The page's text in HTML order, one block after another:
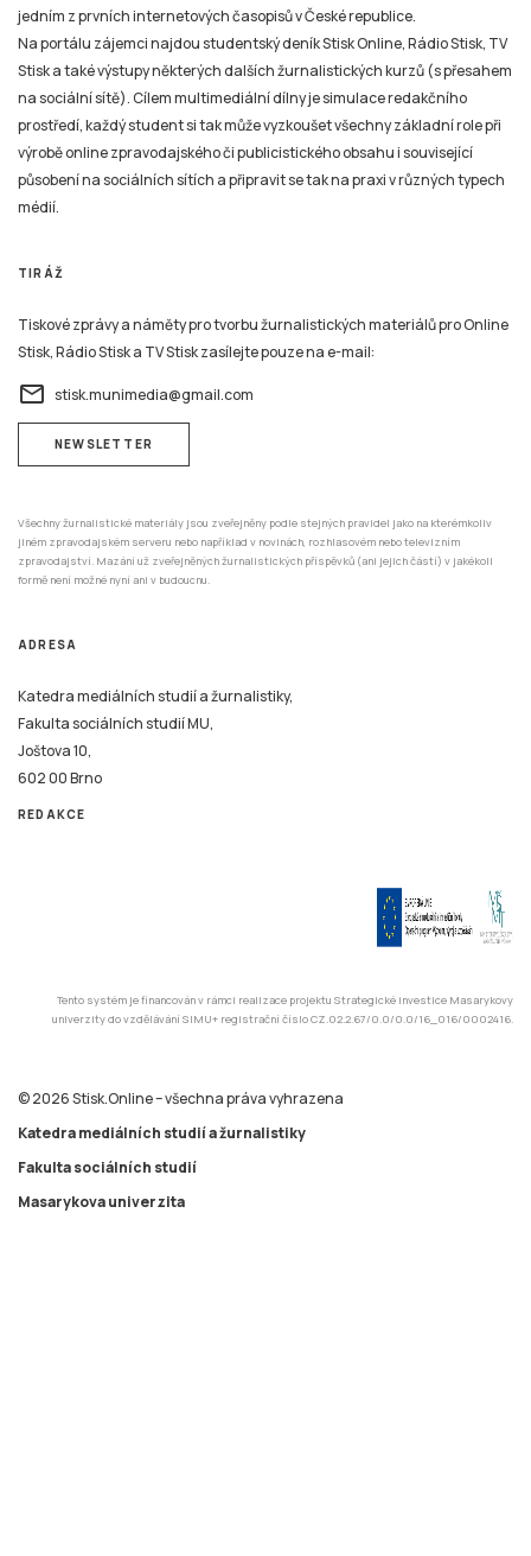
jedním z prvních internetových časopisů v České republice.
Na portálu zájemci najdou studentský deník Stisk Online, Rádio Stisk, TV
Stisk a také výstupy některých dalších žurnalistických kurzů (s přesahem
na sociální sítě). Cílem multimediální dílny je simulace redakčního
prostředí, každý student si tak může vyzkoušet všechny základní role při
výrobě online zpravodajského či publicistického obsahu i související
působení na sociálních sítích a připravit se tak na praxi v různých typech
médií.
TIRÁŽ
Tiskové zprávy a náměty pro tvorbu žurnalistických materiálů pro Online
Stisk, Rádio Stisk a TV Stisk zasílejte pouze na e-mail:
email stisk.munimedia@gmail.com
NEWSLETTER
Všechny žurnalistické materiály jsou zveřejněny podle stejných pravidel jako na kterémkoliv
jiném zpravodajském serveru nebo například v novinách, rozhlasovém nebo televizním
zpravodajství. Mazání už zveřejněných žurnalistických příspěvků (ani jejich částí) v jakékoli
formě není možné nyní ani v budoucnu.
ADRESA
Katedra mediálních studií a žurnalistiky,
Fakulta sociálních studií MU,
Joštova 10,
602 00 Brno
REDAKCE
Tento systém je financován v rámci realizace projektu Strategické investice Masarykovy
univerzity do vzdělávání SIMU+ registrační číslo CZ.02.2.67/0.0/0.0/16_016/0002416.
© 2026 Stisk.Online – všechna práva vyhrazena
Katedra mediálních studií a žurnalistiky
Fakulta sociálních studií
Masarykova univerzita